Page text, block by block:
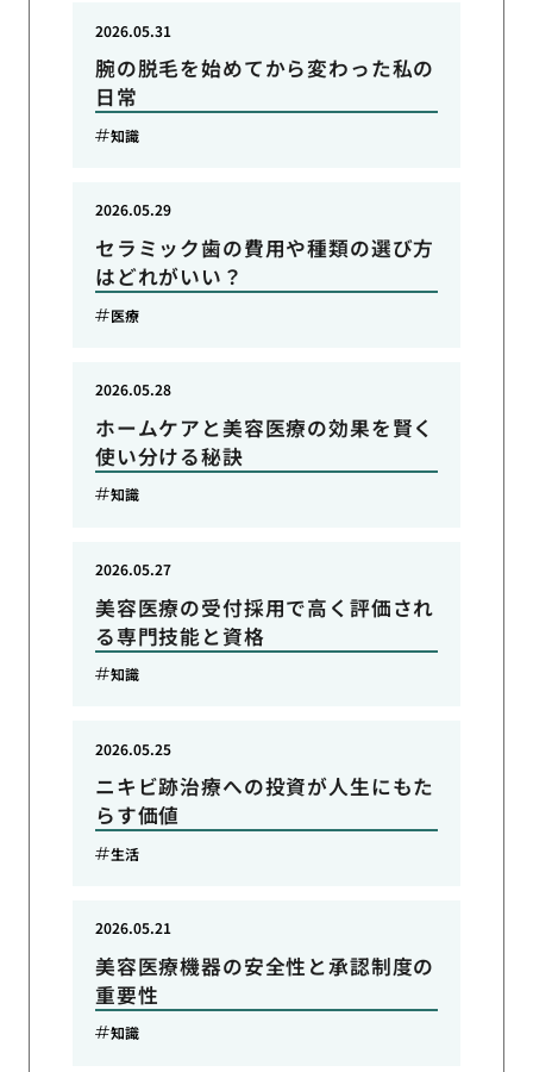
腕の脱毛を始めてから変わった私の
日常
2026.05.31
知識
セラミック歯の費用や種類の選び方
はどれがいい？
2026.05.29
医療
ホームケアと美容医療の効果を賢く
使い分ける秘訣
2026.05.28
知識
美容医療の受付採用で高く評価され
る専門技能と資格
2026.05.27
知識
ニキビ跡治療への投資が人生にもた
らす価値
2026.05.25
生活
美容医療機器の安全性と承認制度の
重要性
2026.05.21
知識